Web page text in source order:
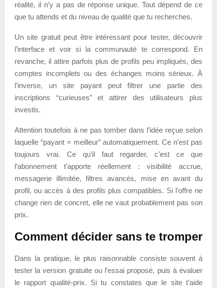
réalité, il n’y a pas de réponse unique. Tout dépend de ce
que tu attends et du niveau de qualité que tu recherches.
Un site gratuit peut être intéressant pour tester, découvrir
l’interface et voir si la communauté te correspond. En
revanche, il attire parfois plus de profils peu impliqués, des
comptes incomplets ou des échanges moins sérieux. À
l’inverse, un site payant peut filtrer une partie des
inscriptions “curieuses” et attirer des utilisateurs plus
investis.
Attention toutefois à ne pas tomber dans l’idée reçue selon
laquelle “payant = meilleur” automatiquement. Ce n’est pas
toujours vrai. Ce qu’il faut regarder, c’est ce que
l’abonnement t’apporte réellement : visibilité accrue,
messagerie illimitée, filtres avancés, mise en avant du
profil, ou accès à des profils plus compatibles. Si l’offre ne
change rien de concret, elle ne vaut probablement pas son
prix.
Comment décider sans te tromper
Dans la pratique, le plus raisonnable consiste souvent à
tester la version gratuite ou l’essai proposé, puis à évaluer
le rapport qualité-prix. Si tu constates que le site t’aide